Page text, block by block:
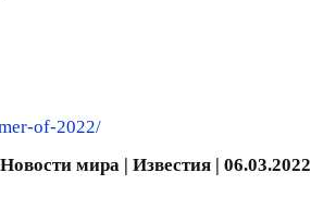
of-2022/
мира | Известия | 06.03.2022